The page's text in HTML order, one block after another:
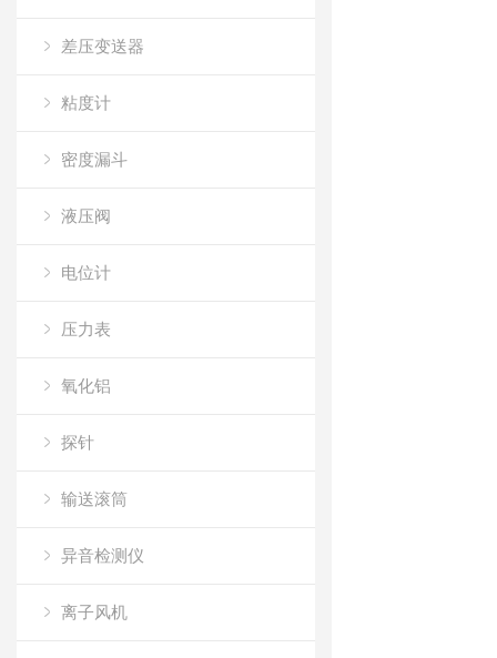
差压变送器
粘度计
密度漏斗
液压阀
电位计
压力表
氧化铝
探针
输送滚筒
异音检测仪
离子风机